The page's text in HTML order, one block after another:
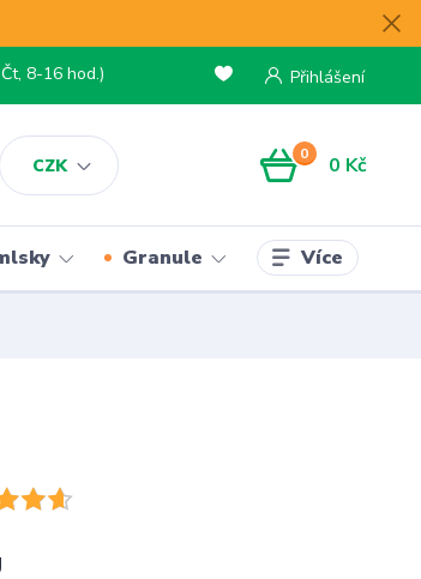
CZK
Přihlášení
8-16 hod.)
0 0 Kč
Granule Více